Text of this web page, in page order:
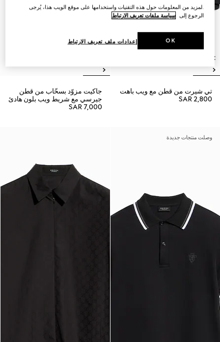
تي شيرت من قطن مع ويب باهت
SAR 2,800
جاكيت مزوّد بسحّاب من قطن
جيرسي مع شريط ويب بلون هادئ
SAR 7,000
وصلت منتجات جديدة
.لمزيد من المعلومات حول هذه التقنيات واستخدامها على موقع الويب هذا، يُرجى
الرجوع إلى سياسة ملفات تعريف الارتباط
إعدادات ملف تعريف الارتباط OK